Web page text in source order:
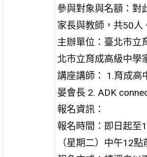
參與對象與名額：對
家長與教師，共50人
主辦單位：臺北市立
北市立育成高級中學
講座講師： 1.育成高
晏會長 2. ADK
報名資訊：
報名時間：即日起至
（星期二）中午12點